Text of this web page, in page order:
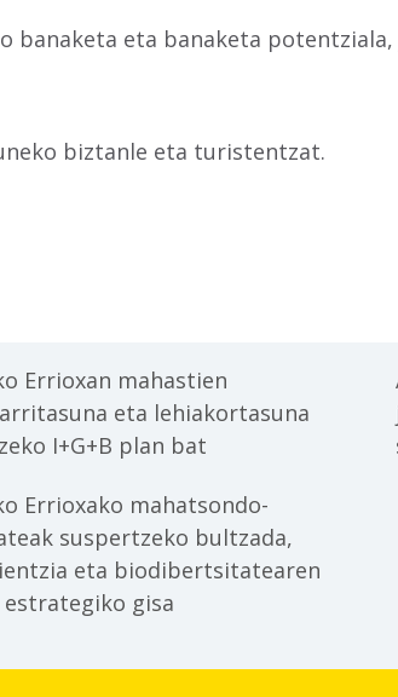
banaketa eta banaketa
biztanle eta turistentzat.
Errioxan mahastien
eta lehiakortasuna
I+G+B plan bat
Errioxako mahatsondo-
suspertzeko bultzada,
eta biodibertsitatearen
gisa